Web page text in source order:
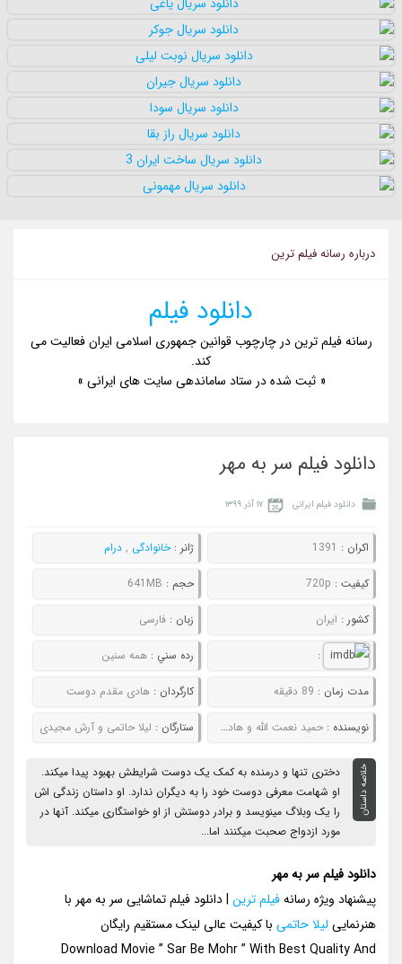
درباره رسانه فيلم ترين
دانلود فیلم
رسانه فیلم ترین در چارچوب قوانین جمهوری اسلامی ایران فعالیت می
کند.
« ثبت شده در ستاد ساماندهی سایت های ایرانی »
دانلود فیلم سر به مهر
دانلود فیلم ایرانی ۱۷ آذر ۱۳۹۹
اکران : 1391 ژانر :خانوادگی , درام
کيفيت : 720p حجم : 641MB
کشور : ایران زبان : فارسی
: رده سني : همه سنین
مدت زمان : 89 دقیقه کارگردان : هادی مقدم دوست
نويسنده :حمید نعمت الله و هادی مقدم دوست ستارگان : لیلا حاتمی و آرش مجیدی
خلاصه داستان
دختری تنها و درمنده به کمک یک دوست شرایطش بهبود پیدا میکند.
او شهامت معرفی دوست خود را به دیگران ندارد. او داستان زندگی اش
را یک وبلاگ مینویسد و برادر دوستش از او خواستگاری میکند. آنها در
مورد ازدواج صحبت میکنند اما...
دانلود فیلم سر به مهر
پیشنهاد ویژه رسانهفیلم ترین | دانلود فیلم تماشایی سر به مهر با
هنرنمایی لیلا حاتمی با کیفیت عالی لینک مستقیم رایگان
Download Movie ” Sar Be Mohr ” With Best Quality And